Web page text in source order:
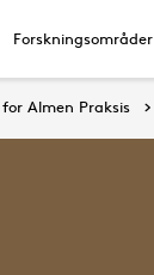
Forskningsområder
Almen Praksis